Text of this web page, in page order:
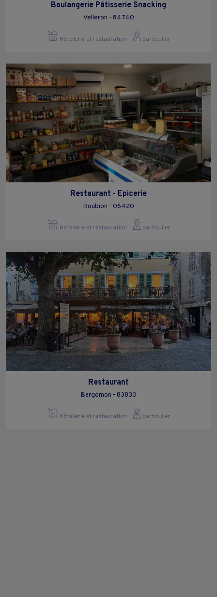
Boulangerie Pâtisserie Snacking
Velleron - 84740
Hôtellerie et restauration particulier
Restaurant - Epicerie
Roubion - 06420
Hôtellerie et restauration particulier
Restaurant
Bargemon - 83830
Hôtellerie et restauration particulier